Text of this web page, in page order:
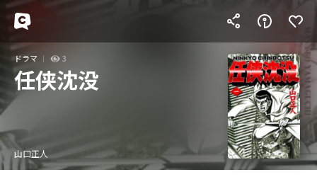
ドラマ 3
任侠沈没
山口正人